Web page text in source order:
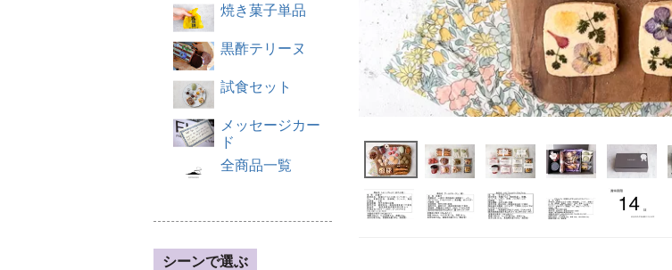
焼き菓子単品
黒酢テリーヌ
試食セット
メッセージカー
ド
全商品一覧
シーンで選ぶ